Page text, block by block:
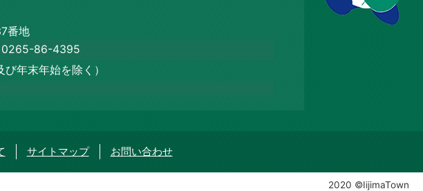
番地
0265-86-4395
び年末年始を除く）
サイトマップ お問い合わせ
2020 ©IijimaTown